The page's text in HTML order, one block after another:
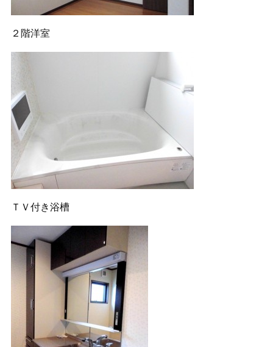
２階洋室
ＴＶ付き浴槽